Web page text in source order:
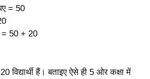
= 50
50 + 20
विद्यार्थी हैं। बताइए ऐसे ही 5 ओर कक्षा में